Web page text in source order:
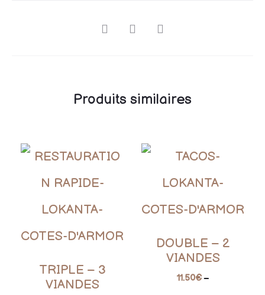
Produits similaires
TRIPLE – 3
VIANDES
DOUBLE – 2
VIANDES
11.50€–